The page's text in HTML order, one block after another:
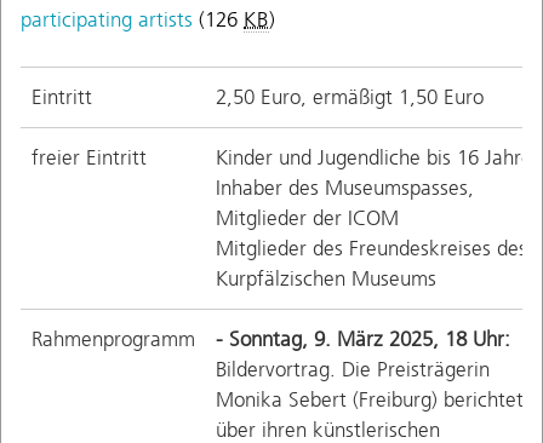
participating artists (126 KB)
Eintritt 2,50 Euro, ermäßigt 1,50 Euro
freier Eintritt
Kinder und Jugendliche bis 16 Jahre
Inhaber des Museumspasses,
Mitglieder der ICOM
Mitglieder des Freundeskreises des
Kurpfälzischen Museums
Rahmenprogramm
- Sonntag, 9. März 2025, 18 Uhr:
Bildervortrag. Die Preisträgerin
Monika Sebert (Freiburg) berichtet
über ihren künstlerischen